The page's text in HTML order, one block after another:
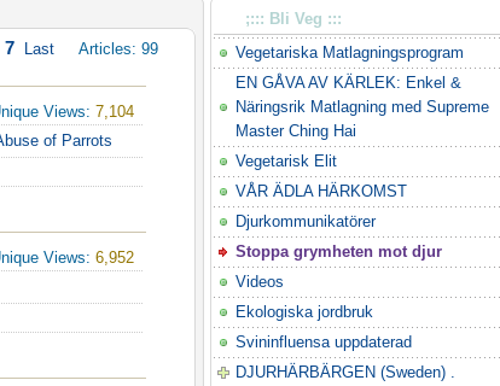
7 Last Articles: 99
Views: 7,104
of Parrots
Views: 6,952
;::: Bli Veg :::
Vegetariska Matlagningsprogram
EN GÅVA AV KÄRLEK: Enkel &
Näringsrik Matlagning med Supreme
Master Ching Hai
Vegetarisk Elit
VÅR ÄDLA HÄRKOMST
Djurkommunikatörer
Stoppa grymheten mot djur
Videos
Ekologiska jordbruk
Svininfluensa uppdaterad
DJURHÄRBÄRGEN (Sweden) .